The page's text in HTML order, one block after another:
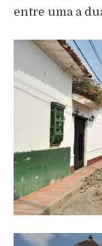
entre uma a